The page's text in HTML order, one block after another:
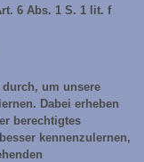
6 Abs. 1 S. 1 lit. f
um unsere
Dabei erheben
berechtigtes
kennenzulernen,